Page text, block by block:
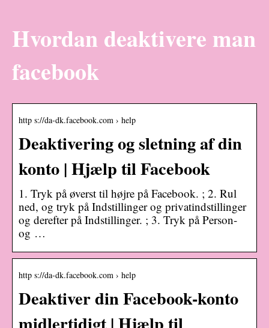
Hvordan deaktivere man
facebook
http s://da-dk.facebook.com › help
Deaktivering og sletning af din
konto | Hjælp til Facebook
1. Tryk på øverst til højre på Facebook. ; 2. Rul
ned, og tryk på Indstillinger og privatindstillinger
og derefter på Indstillinger. ; 3. Tryk på Person-
og …
http s://da-dk.facebook.com › help
Deaktiver din Facebook-konto